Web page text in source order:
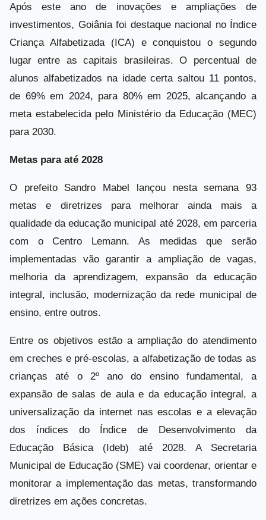
Após este ano de inovações e ampliações de
investimentos, Goiânia foi destaque nacional no Índice
Criança Alfabetizada (ICA) e conquistou o segundo
lugar entre as capitais brasileiras. O percentual de
alunos alfabetizados na idade certa saltou 11 pontos,
de 69% em 2024, para 80% em 2025, alcançando a
meta estabelecida pelo Ministério da Educação (MEC)
para 2030.
Metas para até 2028
O prefeito Sandro Mabel lançou nesta semana 93
metas e diretrizes para melhorar ainda mais a
qualidade da educação municipal até 2028, em parceria
com o Centro Lemann. As medidas que serão
implementadas vão garantir a ampliação de vagas,
melhoria da aprendizagem, expansão da educação
integral, inclusão, modernização da rede municipal de
ensino, entre outros.
Entre os objetivos estão a ampliação do atendimento
em creches e pré-escolas, a alfabetização de todas as
crianças até o 2º ano do ensino fundamental, a
expansão de salas de aula e da educação integral, a
universalização da internet nas escolas e a elevação
dos índices do Índice de Desenvolvimento da
Educação Básica (Ideb) até 2028. A Secretaria
Municipal de Educação (SME) vai coordenar, orientar e
monitorar a implementação das metas, transformando
diretrizes em ações concretas.